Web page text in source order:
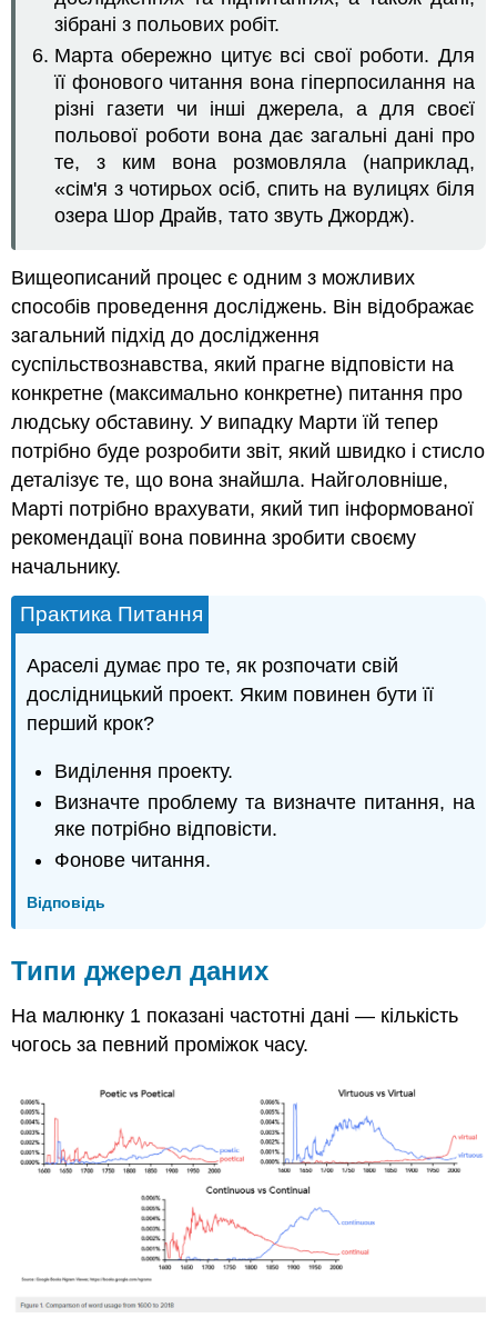
зібрані з польових робіт.
Марта обережно цитує всі свої роботи. Для
її фонового читання вона гіперпосилання на
різні газети чи інші джерела, а для своєї
польової роботи вона дає загальні дані про
те, з ким вона розмовляла (наприклад,
«сім'я з чотирьох осіб, спить на вулицях біля
озера Шор Драйв, тато звуть Джордж).
Вищеописаний процес є одним з можливих
способів проведення досліджень. Він відображає
загальний підхід до дослідження
суспільствознавства, який прагне відповісти на
конкретне (максимально конкретне) питання про
людську обставину. У випадку Марти їй тепер
потрібно буде розробити звіт, який швидко і стисло
деталізує те, що вона знайшла. Найголовніше,
Марті потрібно врахувати, який тип інформованої
рекомендації вона повинна зробити своєму
начальнику.
Практика Питання
Араселі думає про те, як розпочати свій
дослідницький проект. Яким повинен бути її
перший крок?
Виділення проекту.
Визначте проблему та визначте питання, на
яке потрібно відповісти.
Фонове читання.
Відповідь
Типи джерел даних
На малюнку 1 показані частотні дані — кількість
чогось за певний проміжок часу.